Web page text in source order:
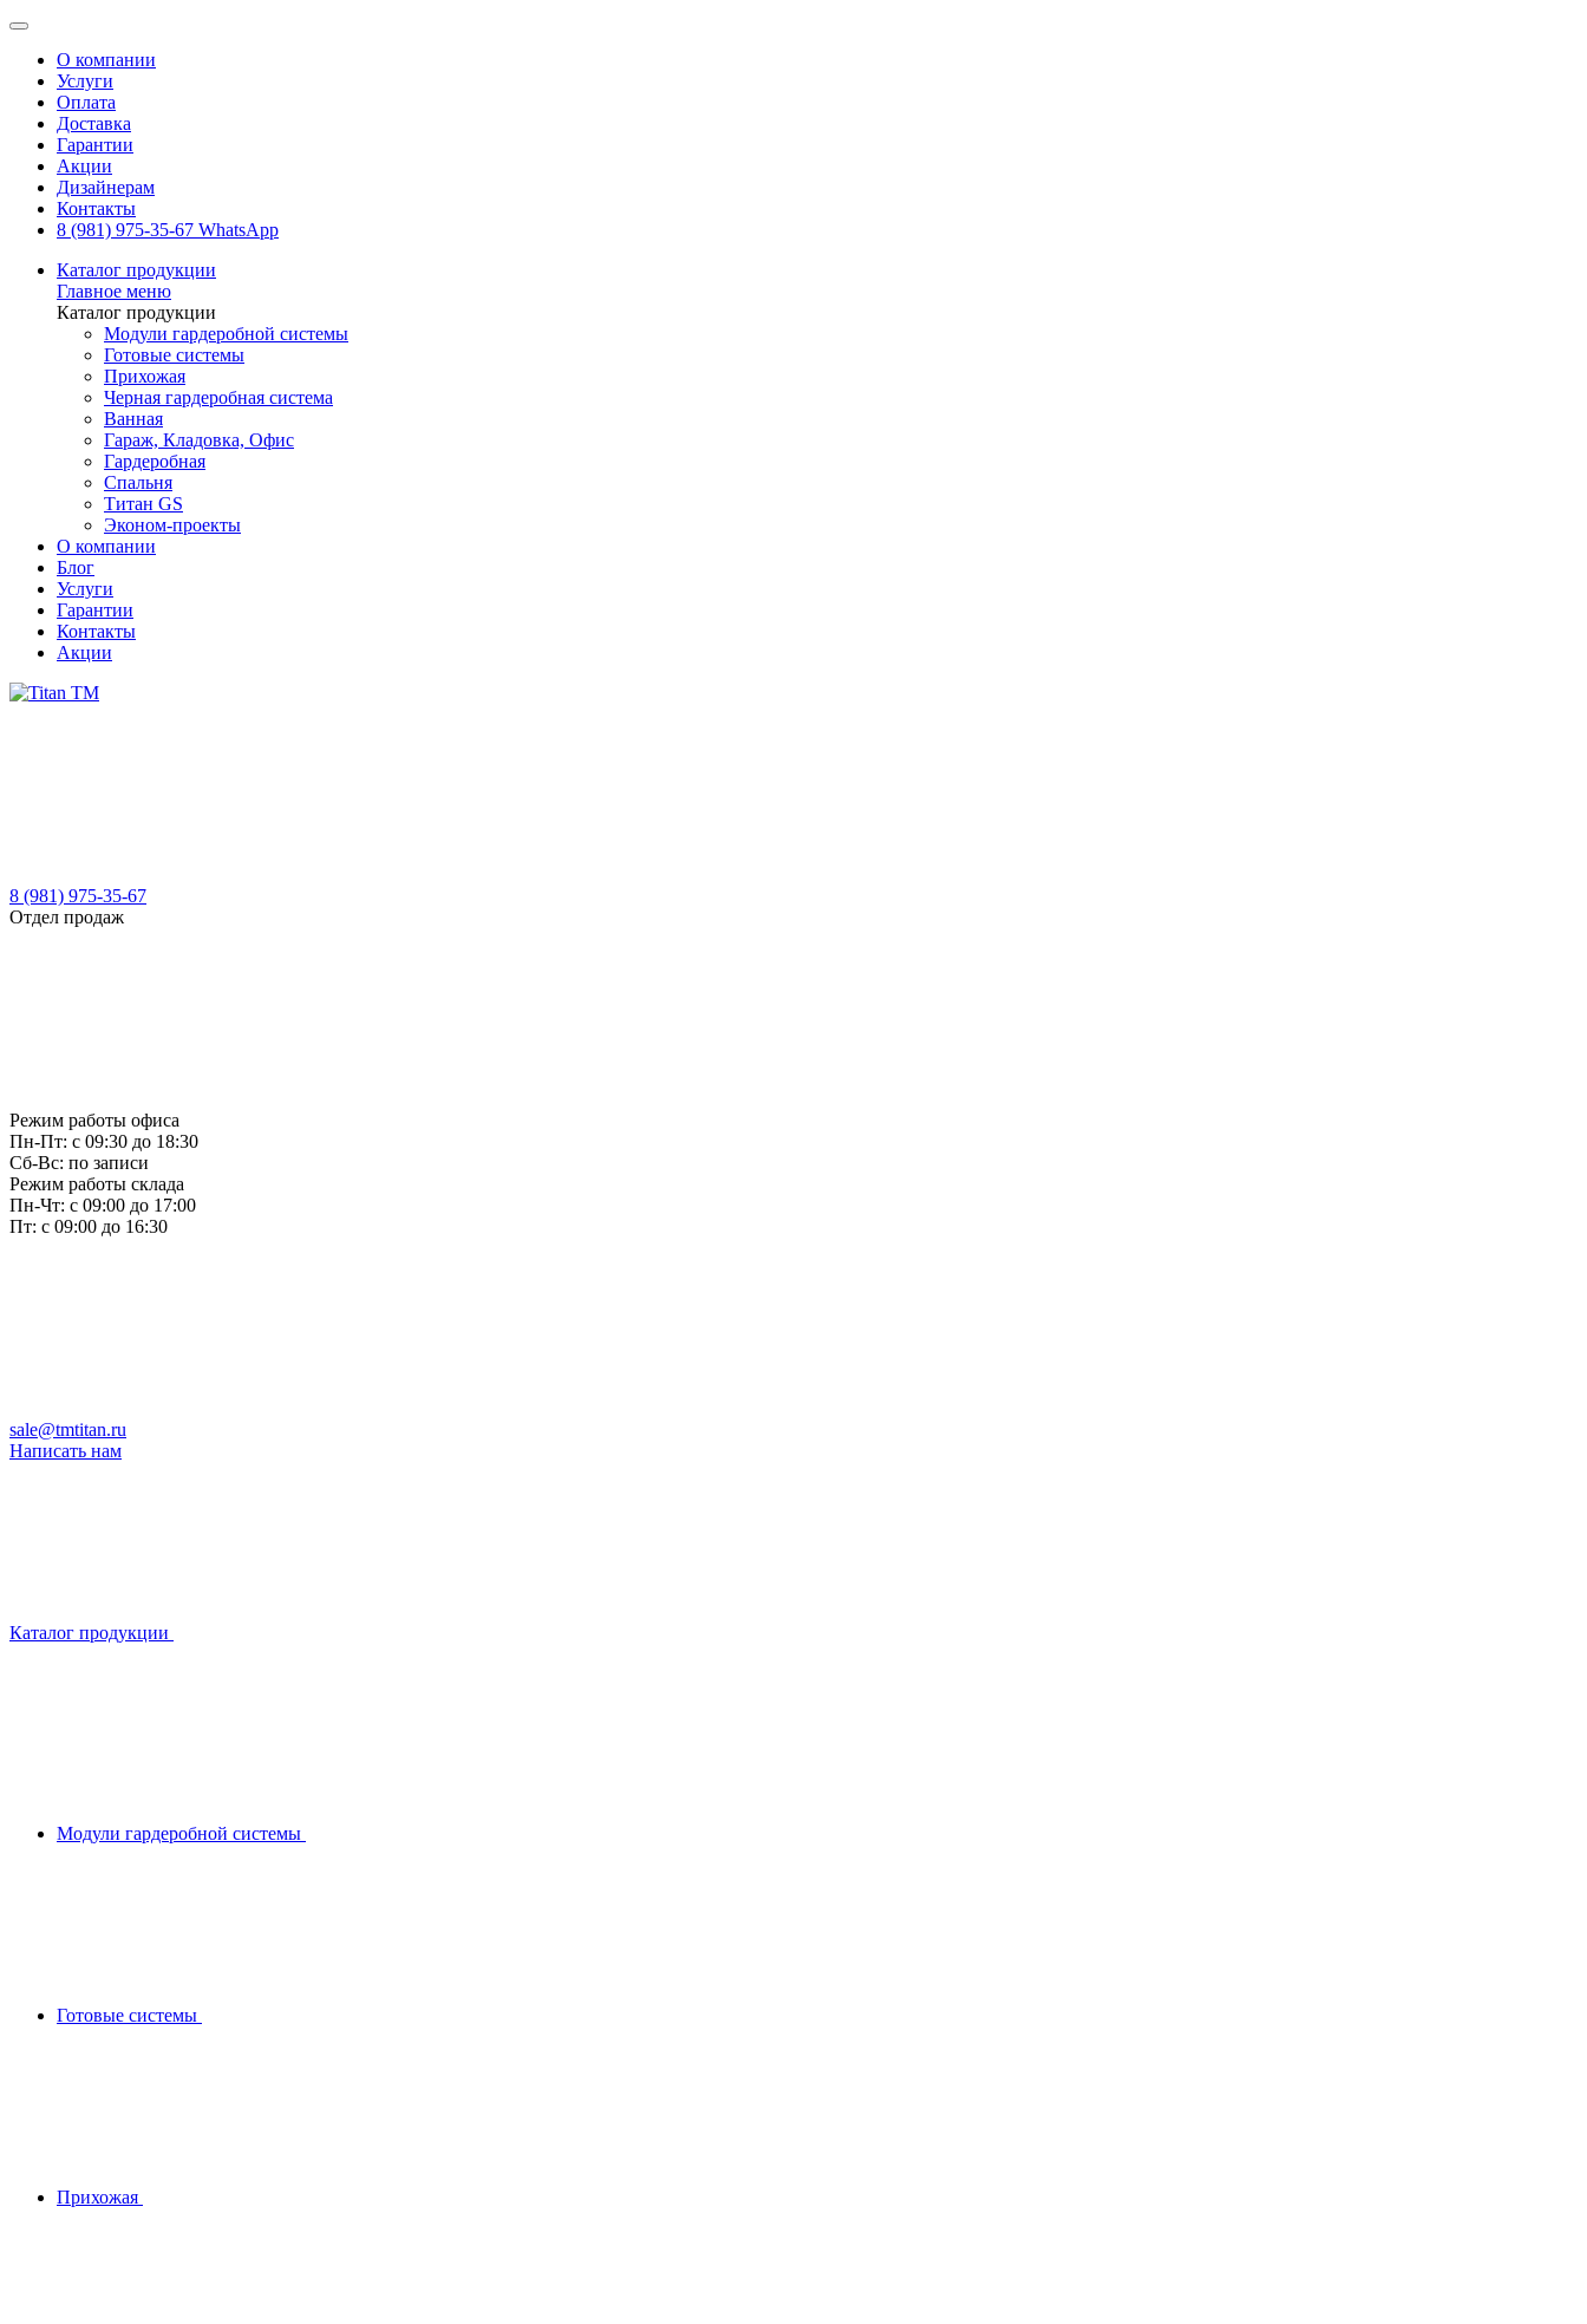
О компании
Услуги
Оплата
Доставка
Гарантии
Акции
Дизайнерам
Контакты
8 (981) 975-35-67 WhatsApp
Каталог продукции
Главное меню
Каталог продукции
Модули гардеробной системы
Готовые системы
Прихожая
Черная гардеробная система
Ванная
Гараж, Кладовка, Офис
Гардеробная
Спальня
Титан GS
Эконом-проекты
О компании
Блог
Услуги
Гарантии
Контакты
Акции
8 (981) 975-35-67
Отдел продаж
Режим работы офиса
Пн-Пт: с 09:30 до 18:30
Сб-Вс: по записи
Режим работы склада
Пн-Чт: с 09:00 до 17:00
Пт: с 09:00 до 16:30
sale@tmtitan.ru
Написать нам
Каталог продукции
Модули гардеробной системы
Готовые системы
Прихожая